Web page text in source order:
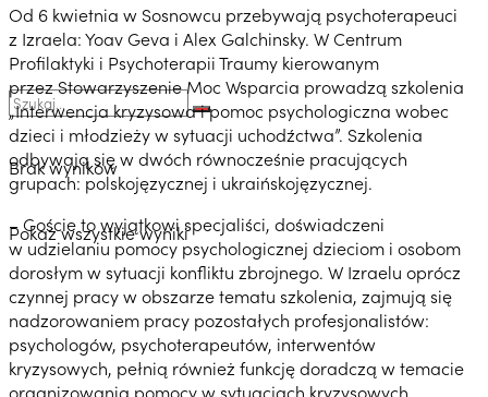
Brak wyników
Pokaż wszystkie wyniki
Od 6 kwietnia w Sosnowcu przebywają psychoterapeuci
z Izraela: Yoav Geva i Alex Galchinsky. W Centrum
Profilaktyki i Psychoterapii Traumy kierowanym
przez Stowarzyszenie Moc Wsparcia prowadzą szkolenia
„Interwencja kryzysowa i pomoc psychologiczna wobec
dzieci i młodzieży w sytuacji uchodźctwa”. Szkolenia
odbywają się w dwóch równocześnie pracujących
grupach: polskojęzycznej i ukraińskojęzycznej.
– Goście to wyjątkowi specjaliści, doświadczeni
w udzielaniu pomocy psychologicznej dzieciom i osobom
dorosłym w sytuacji konfliktu zbrojnego. W Izraelu oprócz
czynnej pracy w obszarze tematu szkolenia, zajmują się
nadzorowaniem pracy pozostałych profesjonalistów:
psychologów, psychoterapeutów, interwentów
kryzysowych, pełnią również funkcję doradczą w temacie
organizowania pomocy w sytuacjach kryzysowych